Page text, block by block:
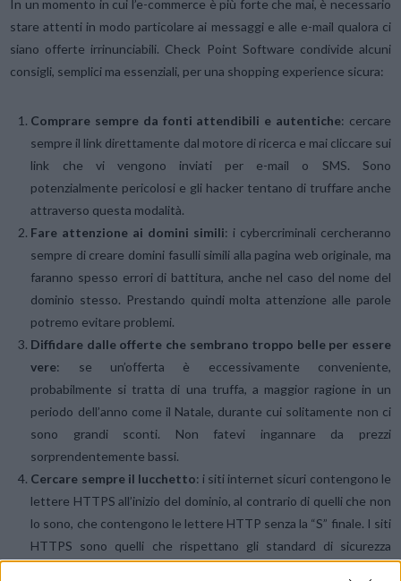
In un momento in cui l’e-commerce è più forte che mai, è necessario
stare attenti in modo particolare ai messaggi e alle e-mail qualora ci
siano offerte irrinunciabili. Check Point Software condivide alcuni
consigli, semplici ma essenziali, per una shopping experience sicura:
Comprare sempre da fonti attendibili e autentiche: cercare
sempre il link direttamente dal motore di ricerca e mai cliccare sui
link che vi vengono inviati per e-mail o SMS. Sono
potenzialmente pericolosi e gli hacker tentano di truffare anche
attraverso questa modalità.
Fare attenzione ai domini simili: i cybercriminali cercheranno
sempre di creare domini fasulli simili alla pagina web originale, ma
faranno spesso errori di battitura, anche nel caso del nome del
dominio stesso. Prestando quindi molta attenzione alle parole
potremo evitare problemi.
Diffidare dalle offerte che sembrano troppo belle per essere
vere: se un’offerta è eccessivamente conveniente,
probabilmente si tratta di una truffa, a maggior ragione in un
periodo dell’anno come il Natale, durante cui solitamente non ci
sono grandi sconti. Non fatevi ingannare da prezzi
sorprendentemente bassi.
Cercare sempre il lucchetto: i siti internet sicuri contengono le
lettere HTTPS all’inizio del dominio, al contrario di quelli che non
lo sono, che contengono le lettere HTTP senza la “S” finale. I siti
HTTPS sono quelli che rispettano gli standard di sicurezza